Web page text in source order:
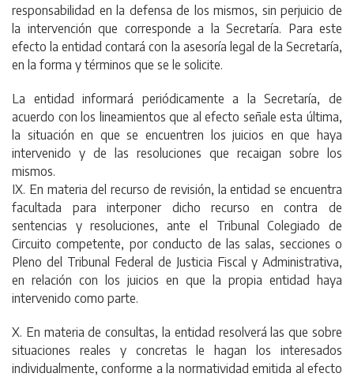
responsabilidad en la defensa de los mismos, sin perjuicio de
la intervención que corresponde a la Secretaría. Para este
efecto la entidad contará con la asesoría legal de la Secretaría,
en la forma y términos que se le solicite.
La entidad informará periódicamente a la Secretaría, de
acuerdo con los lineamientos que al efecto señale esta última,
la situación en que se encuentren los juicios en que haya
intervenido y de las resoluciones que recaigan sobre los
mismos.
IX. En materia del recurso de revisión, la entidad se encuentra
facultada para interponer dicho recurso en contra de
sentencias y resoluciones, ante el Tribunal Colegiado de
Circuito competente, por conducto de las salas, secciones o
Pleno del Tribunal Federal de Justicia Fiscal y Administrativa,
en relación con los juicios en que la propia entidad haya
intervenido como parte.
X. En materia de consultas, la entidad resolverá las que sobre
situaciones reales y concretas le hagan los interesados
individualmente, conforme a la normatividad emitida al efecto